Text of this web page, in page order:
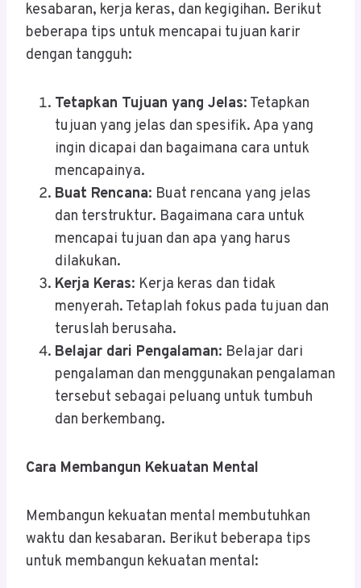
kesabaran, kerja keras, dan kegigihan. Berikut
beberapa tips untuk mencapai tujuan karir
dengan tangguh:
Tetapkan Tujuan yang Jelas: Tetapkan
tujuan yang jelas dan spesifik. Apa yang
ingin dicapai dan bagaimana cara untuk
mencapainya.
Buat Rencana: Buat rencana yang jelas
dan terstruktur. Bagaimana cara untuk
mencapai tujuan dan apa yang harus
dilakukan.
Kerja Keras: Kerja keras dan tidak
menyerah. Tetaplah fokus pada tujuan dan
teruslah berusaha.
Belajar dari Pengalaman: Belajar dari
pengalaman dan menggunakan pengalaman
tersebut sebagai peluang untuk tumbuh
dan berkembang.
Cara Membangun Kekuatan Mental
Membangun kekuatan mental membutuhkan
waktu dan kesabaran. Berikut beberapa tips
untuk membangun kekuatan mental: